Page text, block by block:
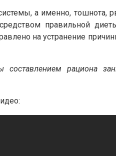
а именно,
правильной
на устранение
рациона